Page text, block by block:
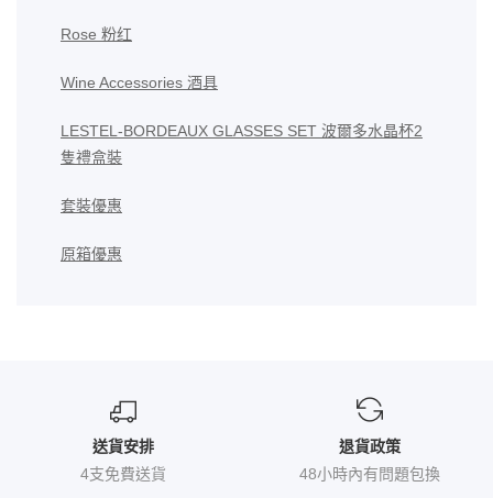
Rose 粉红
Wine Accessories 酒具
LESTEL-BORDEAUX GLASSES SET 波爾多水晶杯2
隻禮盒裝
套裝優惠
原箱優惠
送貨安排
4支免費送貨
退貨政策
48小時內有問題包換